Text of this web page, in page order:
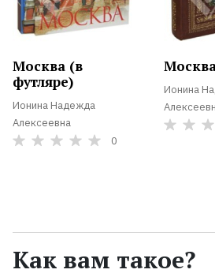
Москва (в
футляре)
Ионина Надежда
Алексеевна
0
Ионина
Как вам такое?